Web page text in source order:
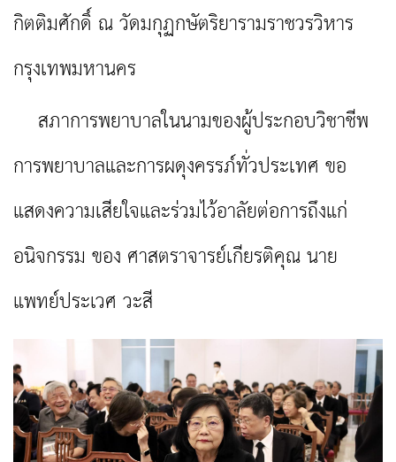
กิตติมศักดิ์ ณ วัดมกุฏกษัตริยารามราชวรวิหาร
กรุงเทพมหานคร
สภาการพยาบาลในนามของผู้ประกอบวิชาชีพ
การพยาบาลและการผดุงครรภ์ทั่วประเทศ ขอ
แสดงความเสียใจและร่วมไว้อาลัยต่อการถึงแก่
อนิจกรรม ของ ศาสตราจารย์เกียรติคุณ นาย
แพทย์ประเวศ วะสี